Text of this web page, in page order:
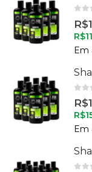
de 5
R$
R$
Em
de 5
R$
R$
Em